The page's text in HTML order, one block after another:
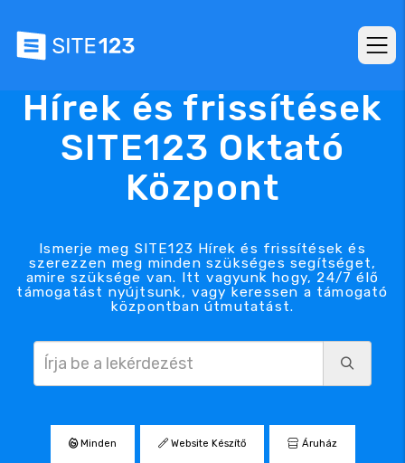
Hírek és frissítések
SITE123 Oktató
Központ
Ismerje meg SITE123 Hírek és frissítések és
szerezzen meg minden szükséges segítséget,
amire szüksége van. Itt vagyunk hogy, 24/7 élő
támogatást nyújtsunk, vagy keressen a támogató
központban útmutatást.
Minden Website Készítő Áruház